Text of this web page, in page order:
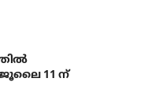
ജൂലൈ 11 ന്